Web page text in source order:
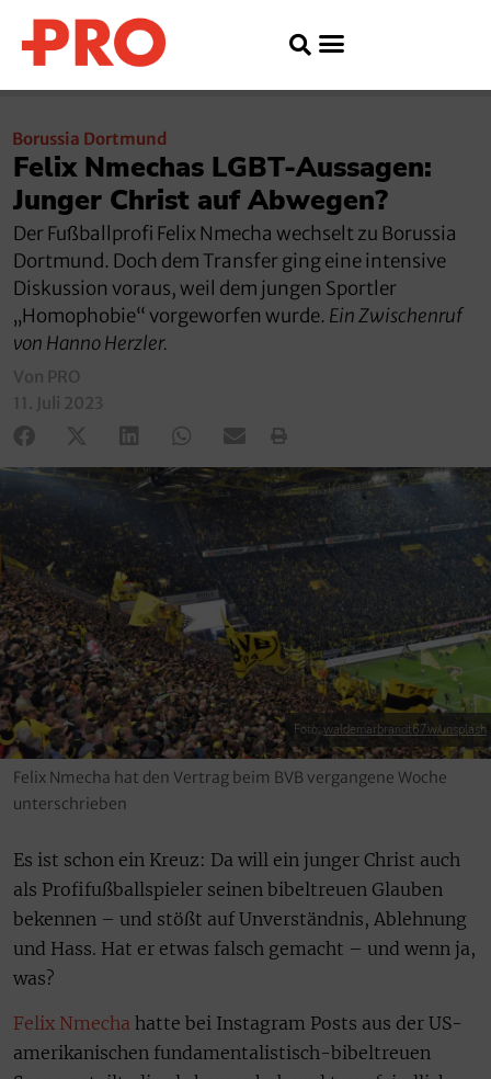
Borussia Dortmund
Felix Nmechas LGBT-Aussagen:
Junger Christ auf Abwegen?
Der Fußballprofi Felix Nmecha wechselt zu Borussia
Dortmund. Doch dem Transfer ging eine intensive
Diskussion voraus, weil dem jungen Sportler
„Homophobie“ vorgeworfen wurde. Ein Zwischenruf
von Hanno Herzler.
Von PRO
11. Juli 2023
Foto: waldemarbrandt67w/unsplash
Felix Nmecha hat den Vertrag beim BVB vergangene Woche
unterschrieben
Es ist schon ein Kreuz: Da will ein junger Christ auch
als Profifußballspieler seinen bibeltreuen Glauben
bekennen – und stößt auf Unverständnis, Ablehnung
und Hass. Hat er etwas falsch gemacht – und wenn ja,
was?
Felix Nmecha hatte bei Instagram Posts aus der US-
amerikanischen fundamentalistisch-bibeltreuen